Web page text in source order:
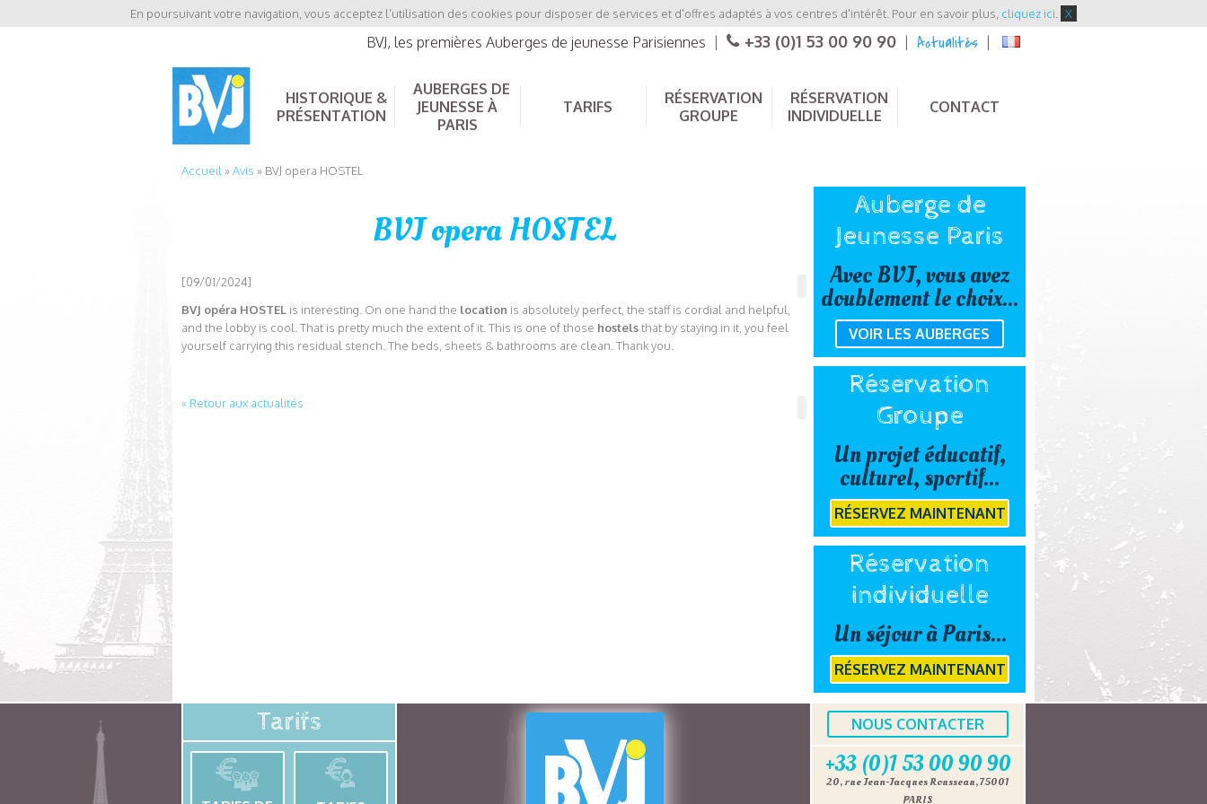
En poursuivant votre navigation, vous acceptez l'utilisation des cookies pour disposer de services et d'offres adaptés à vos centres d'intérêt. Pour en savoir plus, cliquez ici X
BVJ, les premières Auberges de jeunesse Parisiennes +33 (0)1 53 00 90 90 Actualités
HISTORIQUE &
PRÉSENTATION
AUBERGES DE
JEUNESSE À
PARIS
TARIFS
RÉSERVATION
GROUPE
RÉSERVATION
INDIVIDUELLE
CONTACT
Accueil »Avis » BVJ opera HOSTEL
BVJ opera HOSTEL
[09/01/2024]
BVJ opéra HOSTEL is interesting. On one hand the location is absolutely perfect, the staff is cordial and helpful,
and the lobby is cool. That is pretty much the extent of it. This is one of those hostelsthat by staying in it, you feel
yourself carrying this residual stench. The beds, sheets & bathrooms are clean. Thank you.
« Retour aux actualités
Auberge de
Jeunesse Paris
Avec BVJ, vous avez
doublement le choix...
VOIR LES AUBERGES
Réservation
Groupe
Un projet éducatif,
culturel, sportif...
RÉSERVEZ MAINTENANT
Réservation
individuelle
Un séjour à Paris...
RÉSERVEZ MAINTENANT
Tarifs NOUS CONTACTER
+33 (0)1 53 00 90 90
20, rue Jean-Jacques Rousseau, 75001
PARIS